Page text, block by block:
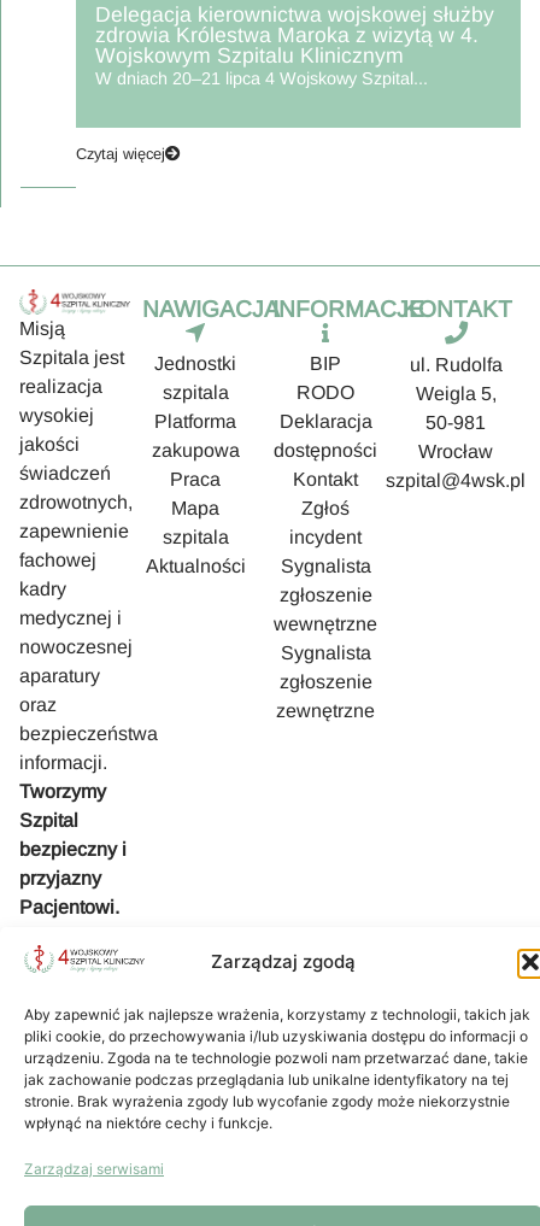
Zarządzaj zgodą
Aby zapewnić jak najlepsze wrażenia, korzystamy z technologii, takich jak
pliki cookie, do przechowywania i/lub uzyskiwania dostępu do informacji o
urządzeniu. Zgoda na te technologie pozwoli nam przetwarzać dane, takie
jak zachowanie podczas przeglądania lub unikalne identyfikatory na tej
stronie. Brak wyrażenia zgody lub wycofanie zgody może niekorzystnie
wpłynąć na niektóre cechy i funkcje.
Zarządzaj serwisami
Delegacja kierownictwa wojskowej służby
zdrowia Królestwa Maroka z wizytą w 4.
Wojskowym Szpitalu Klinicznym
W dniach 20–21 lipca 4 Wojskowy Szpital...
Czytaj więcej
Misją
Szpitala jest
realizacja
wysokiej
jakości
świadczeń
zdrowotnych,
zapewnienie
fachowej
kadry
medycznej i
nowoczesnej
aparatury
oraz
bezpieczeństwa
informacji.
Tworzymy
Szpital
bezpieczny i
przyjazny
Pacjentowi.
NAWIGACJA
Jednostki
szpitala
Platforma
zakupowa
Praca
Mapa
szpitala
Aktualności
INFORMACJE
BIP
RODO
Deklaracja
dostępności
Kontakt
Zgłoś
incydent
Sygnalista
zgłoszenie
wewnętrzne
Sygnalista
zgłoszenie
zewnętrzne
KONTAKT
ul. Rudolfa
Weigla 5,
50-981
Wrocław
szpital@4wsk.pl
logowanie Intranet
Projekt i
wykonanie